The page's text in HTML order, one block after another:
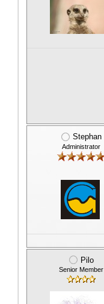
Stephan
Administrator
Pilo
Senior Member